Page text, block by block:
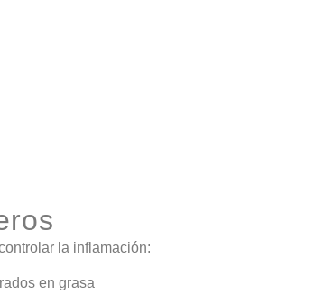
la inflamación:
en grasa